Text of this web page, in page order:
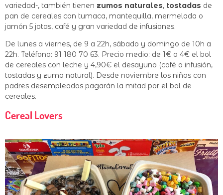
variedad-, también tienen zumos naturales, tostadas de
pan de cereales con tumaca, mantequilla, mermelada o
jamón 5 jotas, café y gran variedad de infusiones.
De lunes a viernes, de 9 a 22h, sábado y domingo de 10h a
22h. Teléfono: 91 180 70 63. Precio medio: de 1€ a 4€ el bol
de cereales con leche y 4,90€ el desayuno (café o infusión,
tostadas y zumo natural). Desde noviembre los niños con
padres desempleados pagarán la mitad por el bol de
cereales.
Cereal Lovers